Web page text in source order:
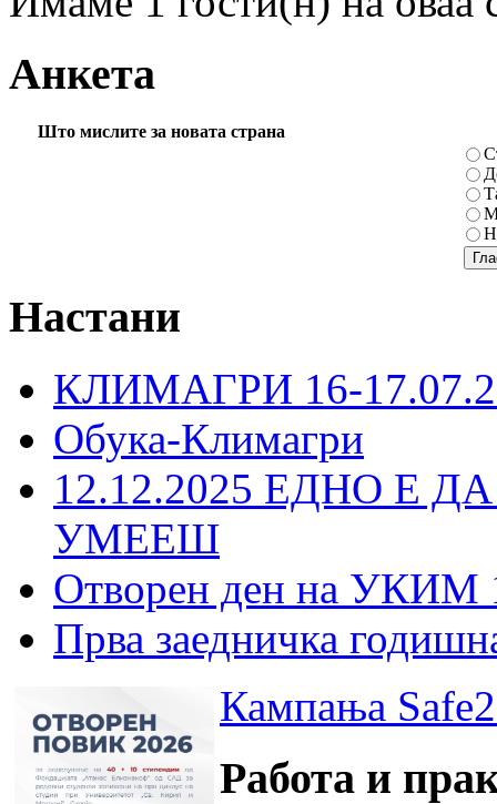
Анкета
Што мислите за новата страна
Настани
КЛИМАГРИ 16-
Обука-Климагри
12.12.2025 ЕДНО Е
УМЕЕШ
Отворен ден на УКИМ
Прва заедничка
Кампања
Работа и